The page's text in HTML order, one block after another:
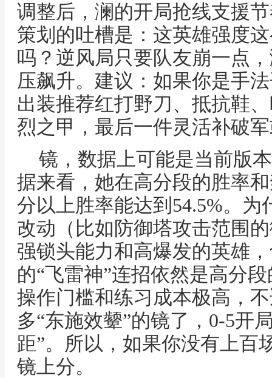
调整后，澜的开局抢线支援
策划的吐槽是：这英雄强度
吗？逆风局只要队友崩一点
压飙升。建议：如果你是手
出装推荐红打野刀、抵抗鞋
烈之甲，最后一件灵活补破
镜，数据上可能是当前版
据来看，她在高分段的胜率
分以上胜率能达到54.5%。为
改动（比如防御塔攻击范围
强锁头能力和高爆发的英雄
的“飞雷神”连招依然是高分
操作门槛和练习成本极高，
多“东施效颦”的镜了，0-5开
距”。所以，如果你没有上百
镜上分。